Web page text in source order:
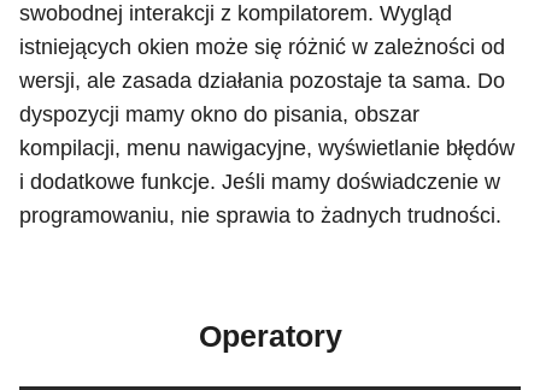
swobodnej interakcji z kompilatorem. Wygląd
istniejących okien może się różnić w zależności od
wersji, ale zasada działania pozostaje ta sama. Do
dyspozycji mamy okno do pisania, obszar
kompilacji, menu nawigacyjne, wyświetlanie błędów
i dodatkowe funkcje. Jeśli mamy doświadczenie w
programowaniu, nie sprawia to żadnych trudności.
Operatory